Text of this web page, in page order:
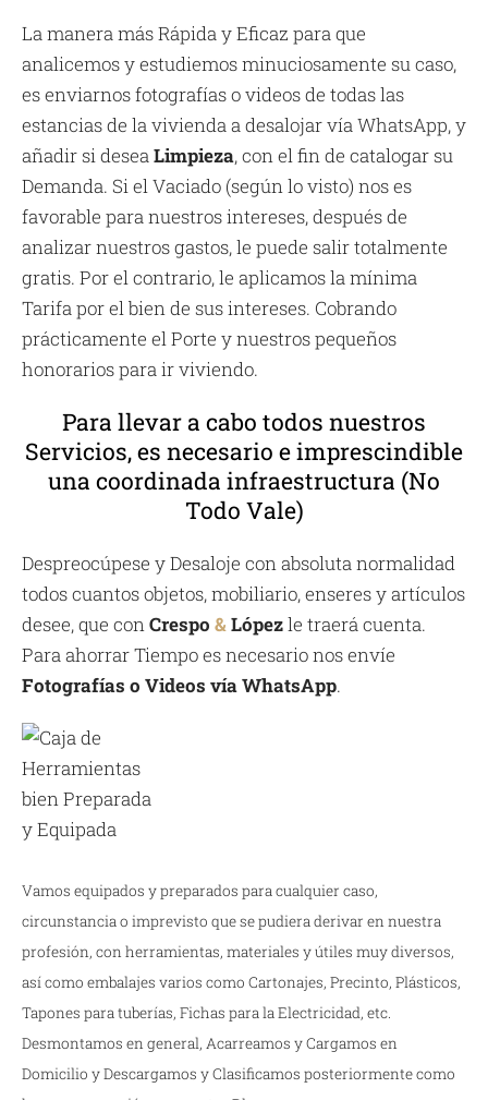
La manera más Rápida y Eficaz para que
analicemos y estudiemos minuciosamente su caso,
es enviarnos fotografías o videos de todas las
estancias de la vivienda a desalojar vía WhatsApp, y
añadir si desea Limpieza, con el fin de catalogar su
Demanda. Si el Vaciado (según lo visto) nos es
favorable para nuestros intereses, después de
analizar nuestros gastos, le puede salir totalmente
gratis. Por el contrario, le aplicamos la mínima
Tarifa por el bien de sus intereses. Cobrando
prácticamente el Porte y nuestros pequeños
honorarios para ir viviendo.
Para llevar a cabo todos nuestros
Servicios, es necesario e imprescindible
una coordinada infraestructura (No
Todo Vale)
Despreocúpese y Desaloje con absoluta normalidad
todos cuantos objetos, mobiliario, enseres y artículos
desee, que conCrespo &Lópezle traerá cuenta.
Para ahorrar Tiempo es necesario nos envíe
Fotografías o Videos vía WhatsApp.
Vamos equipados y preparados para cualquier caso,
circunstancia o imprevisto que se pudiera derivar en nuestra
profesión, con herramientas, materiales y útiles muy diversos,
así como embalajes varios como Cartonajes, Precinto, Plásticos,
Tapones para tuberías, Fichas para la Electricidad, etc.
Desmontamos en general, Acarreamos y Cargamos en
Domicilio y Descargamos y Clasificamos posteriormente como